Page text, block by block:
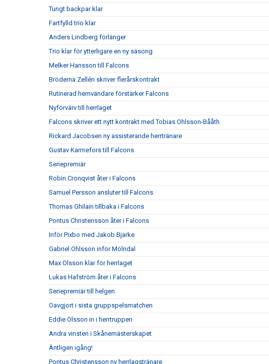
Tungt backpar klar
Fartfylld trio klar
Anders Lindberg förlänger
Trio klar för ytterligare en ny säsong
Melker Hansson till Falcons
Bröderna Zellén skriver flerårskontrakt
Rutinerad hemvändare förstärker Falcons
Nyförvärv till herrlaget
Falcons skriver ett nytt kontrakt med Tobias Ohlsson-Bååth
Rickard Jacobsen ny assisterande herrtränare
Gustav Karmefors till Falcons
Seriepremiär
Robin Cronqvist åter i Falcons
Samuel Persson ansluter till Falcons
Thomas Ghilain tillbaka i Falcons
Pontus Christensson åter i Falcons
Inför Pixbo med Jakob Bjarke
Gabriel Ohlsson inför Mölndal
Max Olsson klar för herrlaget
Lukas Hafström åter i Falcons
Seriepremiär till helgen
Oavgjort i sista gruppspelsmatchen
Eddie Olsson in i herrtruppen
Andra vinsten i Skånemästerskapet
Äntligen igång!
Pontus Christensson ny herrlagstränare